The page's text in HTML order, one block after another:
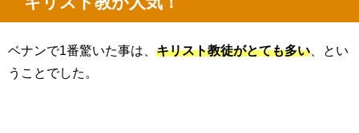
ベナンで1番驚いた事は、 キリスト教徒がとても多い 、とい
うことでした。